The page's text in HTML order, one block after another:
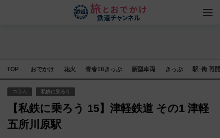
TOP おでかけ 花火 青春18きっぷ 新型車両 きっぷ 駅･街 再
コラム 私鉄に乗ろう
【私鉄に乗ろう 15】津軽鉄道 その1 津軽
五所川原駅